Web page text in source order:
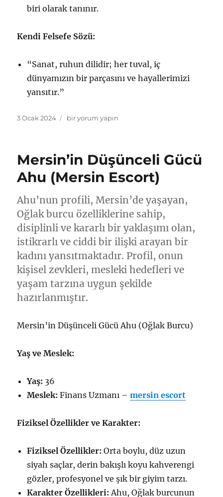
biri olarak tanınır.
Kendi Felsefe Sözü:
“Sanat, ruhun dilidir; her tuval, iç
dünyamızın bir parçasını ve hayallerimizi
yansıtır.”
Yayın
3 Ocak 2024
Mersin’in
(Mersin
için
bir yorum yapın
Mersin’in Düşünceli Gücü
Ahu (Mersin Escort)
Ahu’nun profili, Mersin’de yaşayan,
Oğlak burcu özelliklerine sahip,
disiplinli ve kararlı bir yaklaşımı olan,
istikrarlı ve ciddi bir ilişki arayan bir
kadını yansıtmaktadır. Profil, onun
kişisel zevkleri, mesleki hedefleri ve
yaşam tarzına uygun şekilde
hazırlanmıştır.
Mersin’in Düşünceli Gücü Ahu (Oğlak Burcu)
Yaş ve Meslek:
Yaş: 36
Meslek: Finans Uzmanı –mersin escort
Fiziksel Özellikler ve Karakter:
Fiziksel Özellikler: Orta boylu, düz uzun
siyah saçlar, derin bakışlı koyu kahverengi
gözler, profesyonel ve şık bir giyim tarzı.
Karakter Özellikleri: Ahu, Oğlak burcunun